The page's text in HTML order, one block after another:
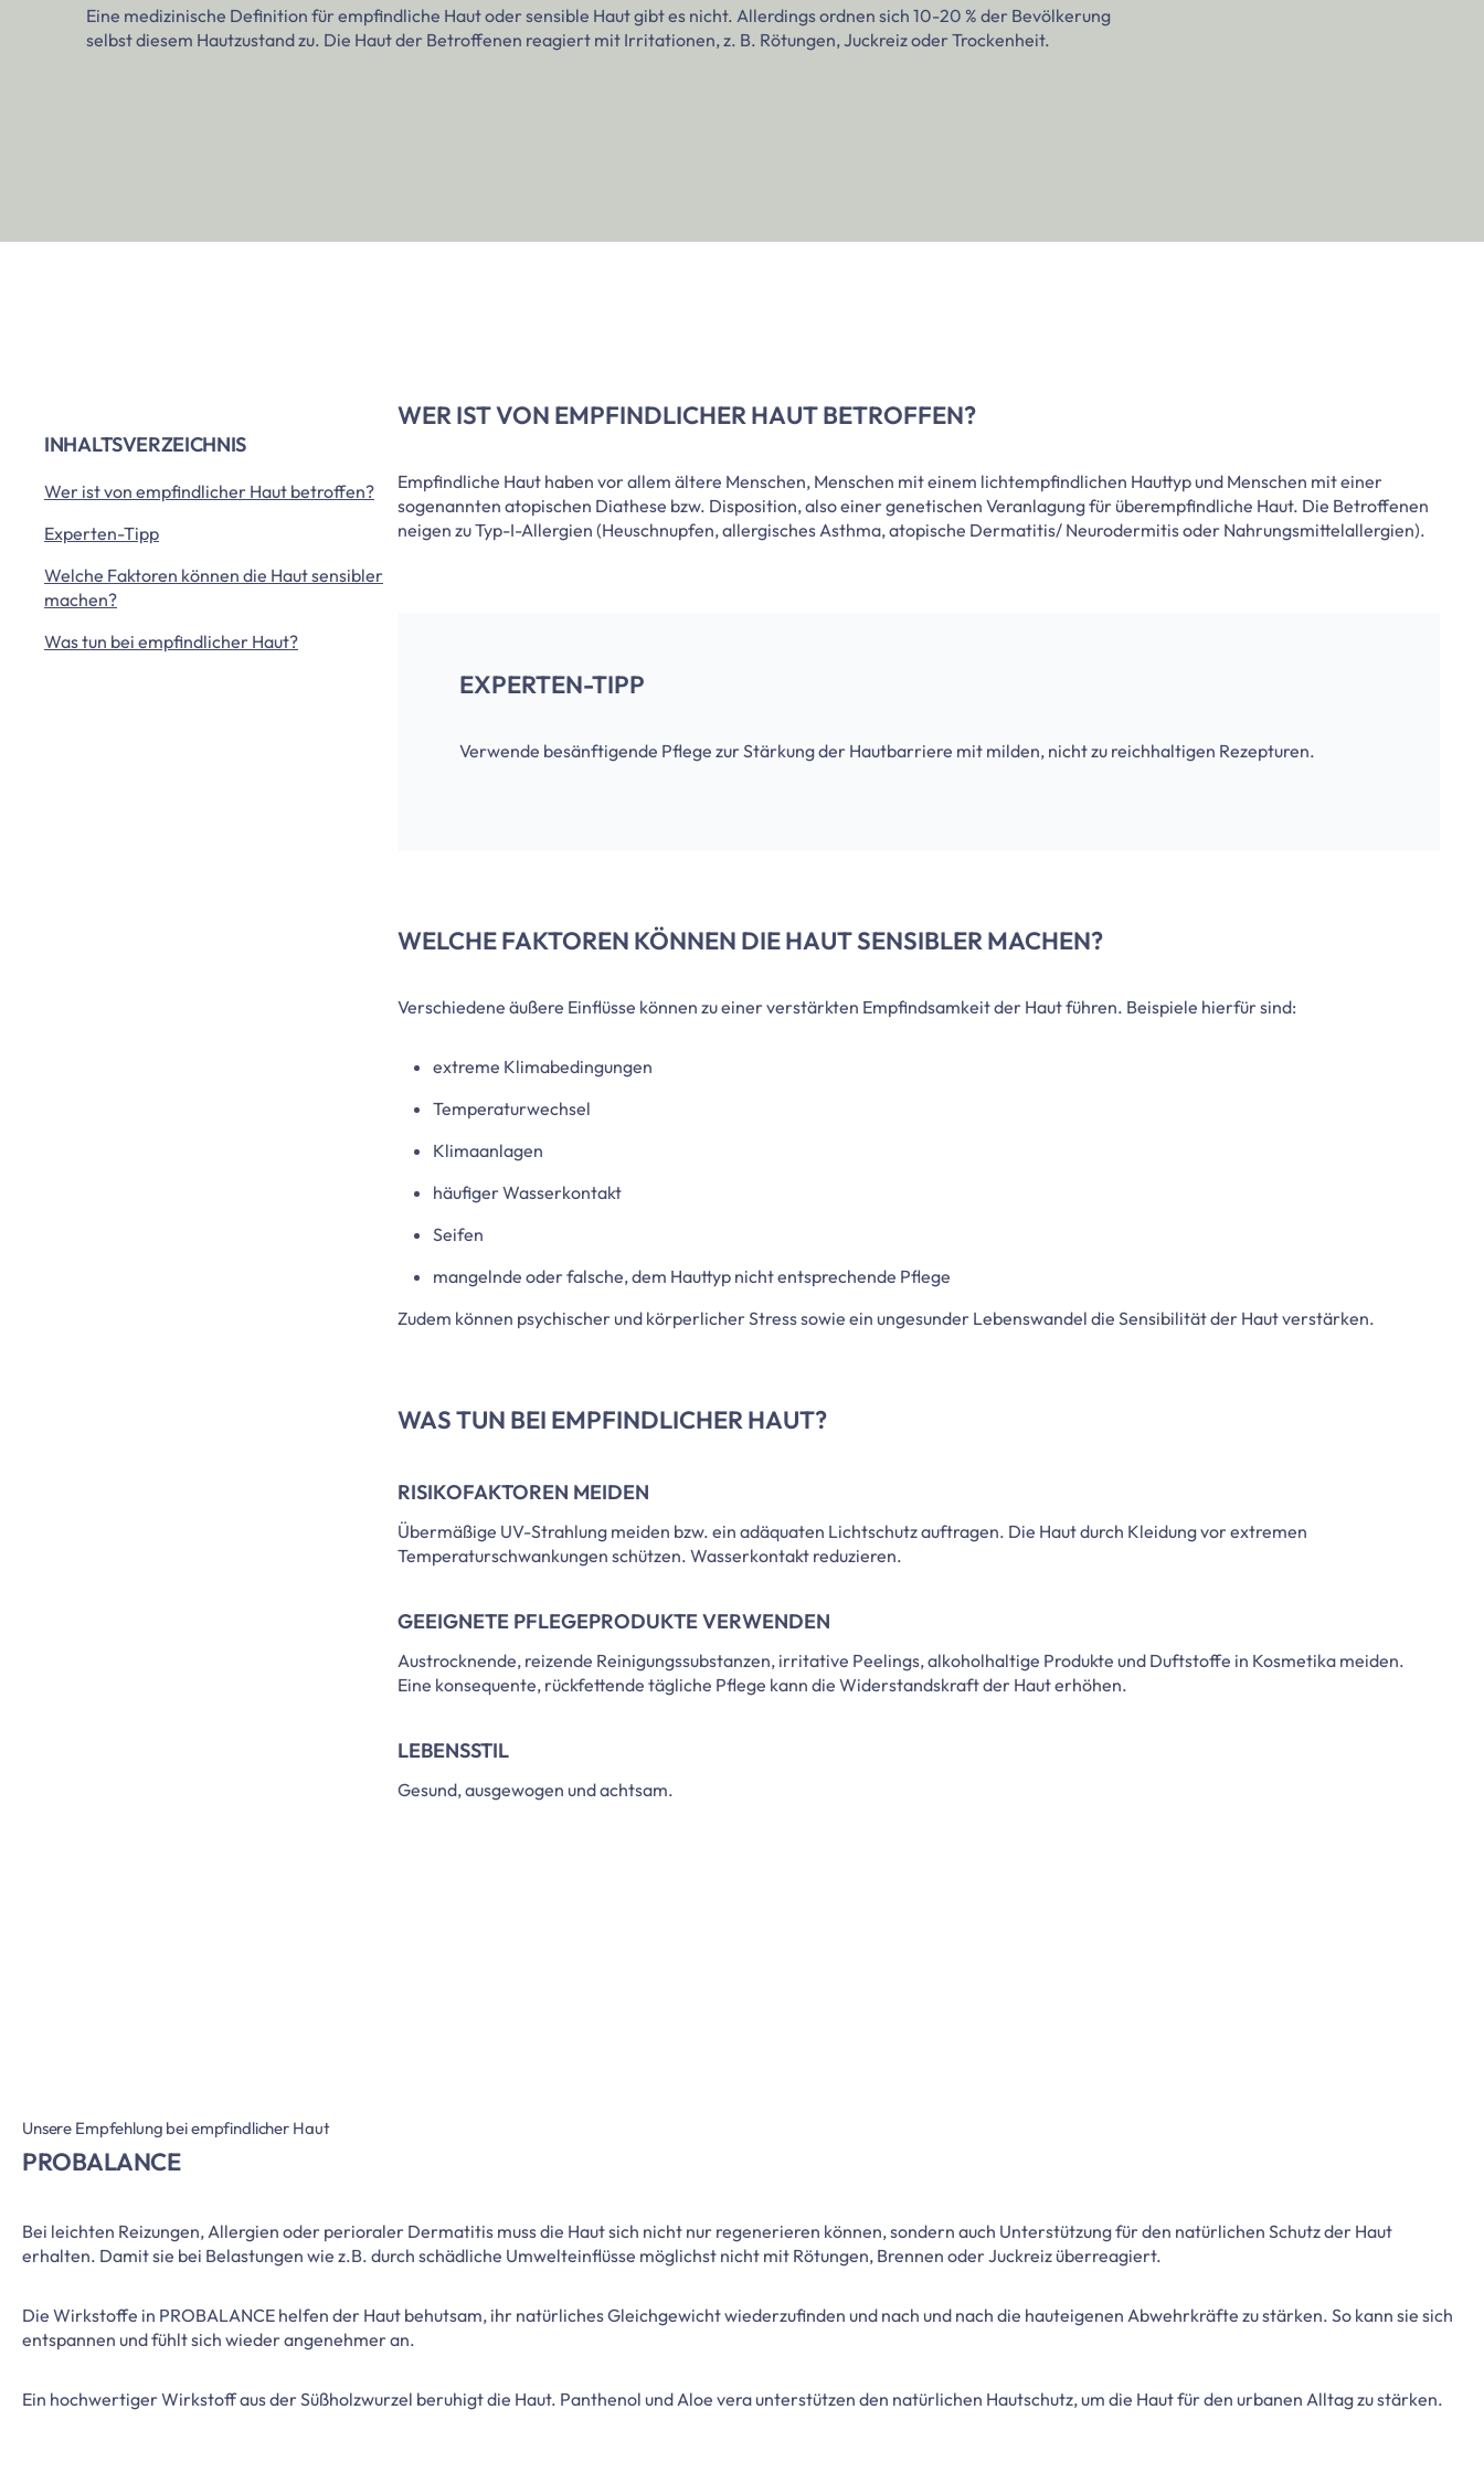
Eine medizinische Definition für empfindliche Haut oder sensible Haut gibt es nicht. Allerdings ordnen sich 10-20 % der Bevölkerung
selbst diesem Hautzustand zu. Die Haut der Betroffenen reagiert mit Irritationen, z. B. Rötungen, Juckreiz oder Trockenheit.
INHALTSVERZEICHNIS
Wer ist von empfindlicher Haut betroffen?
Experten-Tipp
Welche Faktoren können die Haut sensibler
machen?
Was tun bei empfindlicher Haut?
WER IST VON EMPFINDLICHER HAUT BETROFFEN?
Empfindliche Haut haben vor allem ältere Menschen, Menschen mit einem lichtempfindlichen Hauttyp und Menschen mit einer
sogenannten atopischen Diathese bzw. Disposition, also einer genetischen Veranlagung für überempfindliche Haut. Die Betroffenen
neigen zu Typ-I-Allergien (Heuschnupfen, allergisches Asthma, atopische Dermatitis/ Neurodermitis oder Nahrungsmittelallergien).
EXPERTEN-TIPP
Verwende besänftigende Pflege zur Stärkung der Hautbarriere mit milden, nicht zu reichhaltigen Rezepturen.
WELCHE FAKTOREN KÖNNEN DIE HAUT SENSIBLER MACHEN?
Verschiedene äußere Einflüsse können zu einer verstärkten Empfindsamkeit der Haut führen. Beispiele hierfür sind:
extreme Klimabedingungen
Temperaturwechsel
Klimaanlagen
häufiger Wasserkontakt
Seifen
mangelnde oder falsche, dem Hauttyp nicht entsprechende Pflege
Zudem können psychischer und körperlicher Stress sowie ein ungesunder Lebenswandel die Sensibilität der Haut verstärken.
WAS TUN BEI EMPFINDLICHER HAUT?
RISIKOFAKTOREN MEIDEN
Übermäßige UV-Strahlung meiden bzw. ein adäquaten Lichtschutz auftragen. Die Haut durch Kleidung vor extremen
Temperaturschwankungen schützen. Wasserkontakt reduzieren.
GEEIGNETE PFLEGEPRODUKTE VERWENDEN
Austrocknende, reizende Reinigungssubstanzen, irritative Peelings, alkoholhaltige Produkte und Duftstoffe in Kosmetika meiden.
Eine konsequente, rückfettende tägliche Pflege kann die Widerstandskraft der Haut erhöhen.
LEBENSSTIL
Gesund, ausgewogen und achtsam.
Unsere Empfehlung bei empfindlicher Haut
PROBALANCE
Bei leichten Reizungen, Allergien oder perioraler Dermatitis muss die Haut sich nicht nur regenerieren können, sondern auch Unterstützung für den natürlichen Schutz der Haut
erhalten. Damit sie bei Belastungen wie z.B. durch schädliche Umwelteinflüsse möglichst nicht mit Rötungen, Brennen oder Juckreiz überreagiert.
Die Wirkstoffe in PROBALANCE helfen der Haut behutsam, ihr natürliches Gleichgewicht wiederzufinden und nach und nach die hauteigenen Abwehrkräfte zu stärken. So kann sie sich
entspannen und fühlt sich wieder angenehmer an.
Ein hochwertiger Wirkstoff aus der Süßholzwurzel beruhigt die Haut. Panthenol und Aloe vera unterstützen den natürlichen Hautschutz, um die Haut für den urbanen Alltag zu stärken.